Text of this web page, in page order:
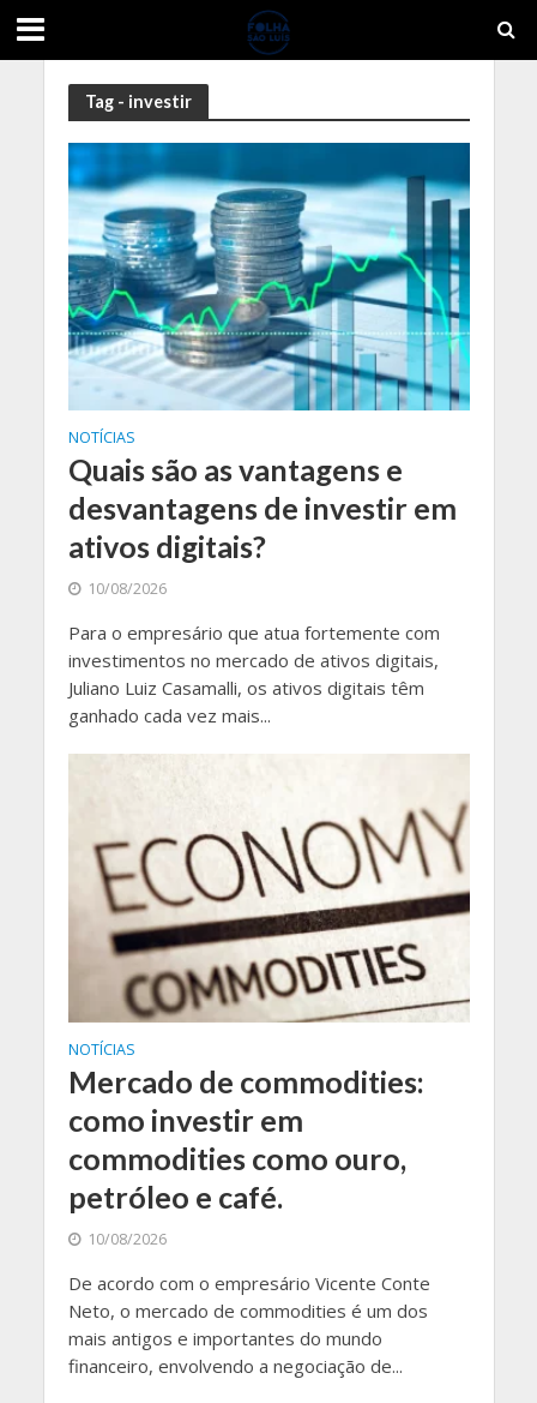
Tag - investir
NOTÍCIAS
Quais são as vantagens e
desvantagens de investir em
ativos digitais?
10/08/2026
Para o empresário que atua fortemente com
investimentos no mercado de ativos digitais,
Juliano Luiz Casamalli, os ativos digitais têm
ganhado cada vez mais...
NOTÍCIAS
Mercado de commodities:
como investir em
commodities como ouro,
petróleo e café.
10/08/2026
De acordo com o empresário Vicente Conte
Neto, o mercado de commodities é um dos
mais antigos e importantes do mundo
financeiro, envolvendo a negociação de...